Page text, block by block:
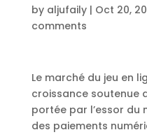
by aljufaily| Oct 20,
comments
Le marché du jeu en
croissance soutenue
portée par l’essor
des paiements